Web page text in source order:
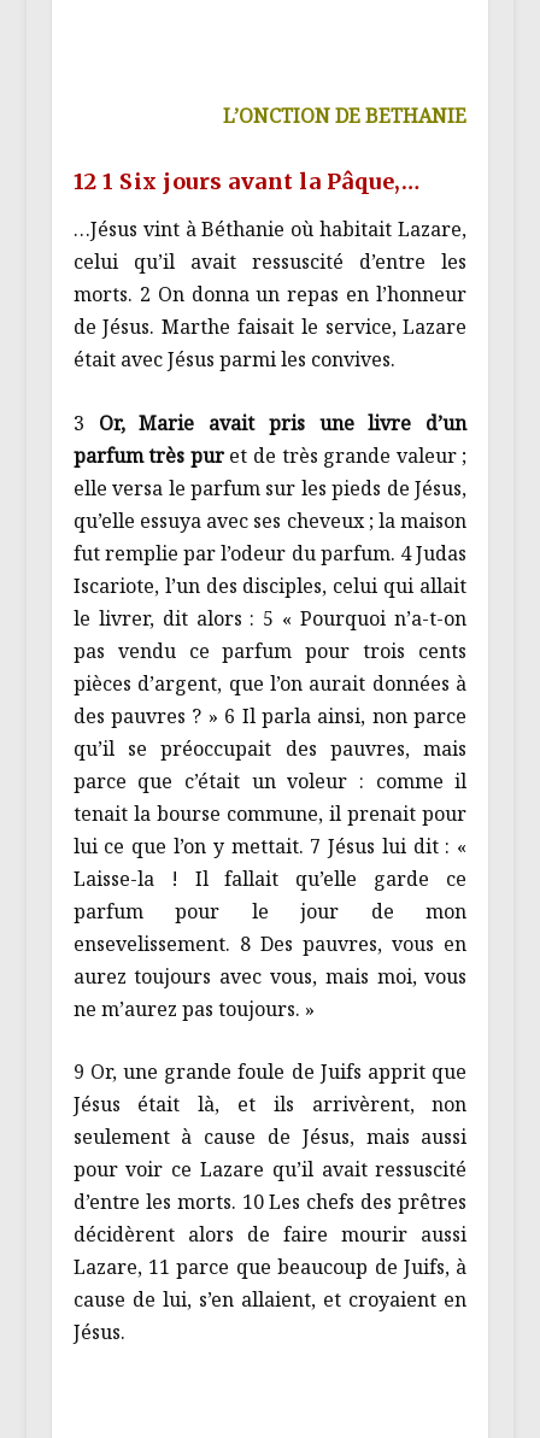
L’ONCTION DE BETHANIE
12 1 Six jours avant la Pâque,…
…Jésus vint à Béthanie où habitait Lazare,
celui qu’il avait ressuscité d’entre les
morts. 2 On donna un repas en l’honneur
de Jésus. Marthe faisait le service, Lazare
était avec Jésus parmi les convives.
3 Or, Marie avait pris une livre d’un
parfum très pur et de très grande valeur ;
elle versa le parfum sur les pieds de Jésus,
qu’elle essuya avec ses cheveux ; la maison
fut remplie par l’odeur du parfum. 4 Judas
Iscariote, l’un des disciples, celui qui allait
le livrer, dit alors : 5 « Pourquoi n’a-t-on
pas vendu ce parfum pour trois cents
pièces d’argent, que l’on aurait données à
des pauvres ? » 6 Il parla ainsi, non parce
qu’il se préoccupait des pauvres, mais
parce que c’était un voleur : comme il
tenait la bourse commune, il prenait pour
lui ce que l’on y mettait. 7 Jésus lui dit : «
Laisse-la ! Il fallait qu’elle garde ce
parfum pour le jour de mon
ensevelissement. 8 Des pauvres, vous en
aurez toujours avec vous, mais moi, vous
ne m’aurez pas toujours. »
9 Or, une grande foule de Juifs apprit que
Jésus était là, et ils arrivèrent, non
seulement à cause de Jésus, mais aussi
pour voir ce Lazare qu’il avait ressuscité
d’entre les morts. 10 Les chefs des prêtres
décidèrent alors de faire mourir aussi
Lazare, 11 parce que beaucoup de Juifs, à
cause de lui, s’en allaient, et croyaient en
Jésus.